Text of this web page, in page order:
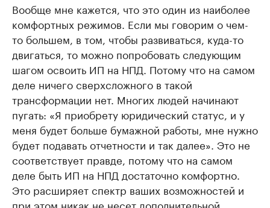
Вообще мне кажется, что это один из наиболее
комфортных режимов. Если мы говорим о чем-
то большем, в том, чтобы развиваться, куда-то
двигаться, то можно попробовать следующим
шагом освоить ИП на НПД. Потому что на самом
деле ничего сверхсложного в такой
трансформации нет. Многих людей начинают
пугать: «Я приобрету юридический статус, и у
меня будет больше бумажной работы, мне нужно
будет подавать отчетности и так далее». Это не
соответствует правде, потому что на самом
деле быть ИП на НПД достаточно комфортно.
Это расширяет спектр ваших возможностей и
при этом никак не несет дополнительной